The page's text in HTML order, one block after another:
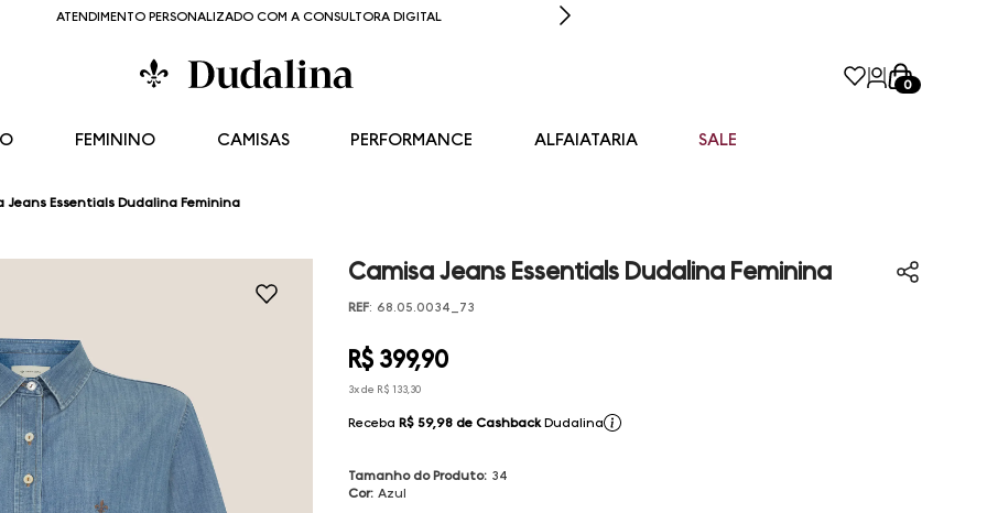
ATENDIMENTO PERSONALIZADO COM A CONSULTORA DIGITAL
0
FEMININO CAMISAS PERFORMANCE ALFAIATARIA SALE
Jeans Essentials Dudalina Feminina
Camisa Jeans Essentials Dudalina Feminina
REF: 68.05.0034_73
R$ 399,90
3x de R$ 133,30
Receba R$ 59,98 de Cashback Dudalina
Tamanho do Produto: 34
Cor: Azul